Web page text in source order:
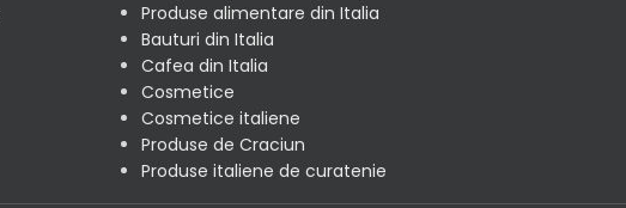
Produse alimentare din Italia
Bauturi din Italia
Cafea din Italia
Cosmetice
Cosmetice italiene
Produse de Craciun
Produse italiene de curatenie